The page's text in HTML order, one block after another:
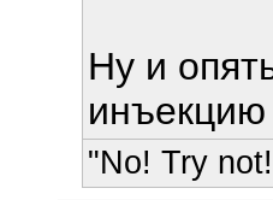
Ну и
инъекцию
"No! Try